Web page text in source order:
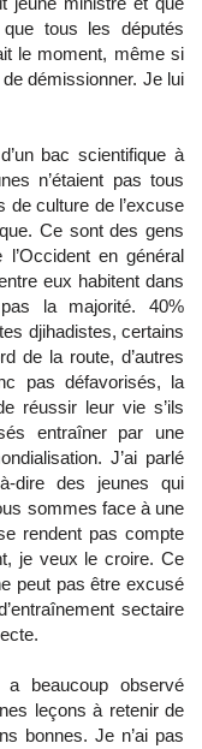
que tous les députés
le moment, même si
démissionner. Je lui
bac scientifique à
n’étaient pas tous
de culture de l’excuse
Ce sont des gens
en général
eux habitent dans
la majorité. 40%
djihadistes, certains
de la route, d’autres
pas défavorisés, la
réussir leur vie s’ils
entraîner par une
J’ai parlé
dire des jeunes qui
sommes face à une
rendent pas compte
je veux le croire. Ce
peut pas être excusé
sectaire
beaucoup observé
leçons à retenir de
bonnes. Je n’ai pas